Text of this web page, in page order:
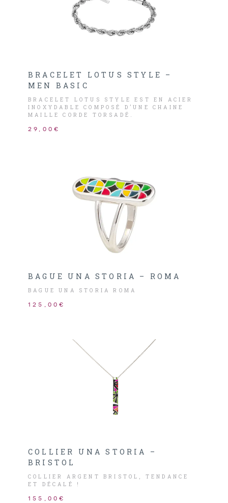
BRACELET LOTUS STYLE –
MEN BASIC
BRACELET LOTUS STYLE EST EN ACIER
INOXYDABLE COMPOSÉ D’UNE CHAINE
MAILLE CORDE TORSADÉ.
29,00€
BAGUE UNA STORIA – ROMA
BAGUE UNA STORIA ROMA
125,00€
COLLIER UNA STORIA –
BRISTOL
COLLIER ARGENT BRISTOL, TENDANCE
ET DÉCALÉ !
155,00€